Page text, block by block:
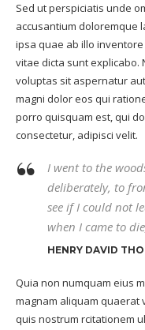
Sed ut perspiciatis unde
accusantium doloremque
ipsa quae ab illo
vitae dicta sunt explicabo.
voluptas sit aspernatur
magni dolor eos qui
porro quisquam est, qui
consectetur, adipisci velit.
I went to the
deliberately, to
see if I could not
when I came to
HENRY DAVID
Quia non numquam eius
magnam aliquam quaerat
quis nostrum rcitationem